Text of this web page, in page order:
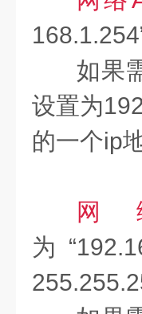
如果
设置为
的一个ip
为